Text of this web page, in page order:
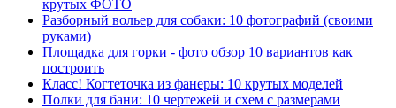
крутых ФОТО
Разборный вольер для собаки: 10 фотографий (своими
руками)
Площадка для горки - фото обзор 10 вариантов как
построить
Класс! Когтеточка из фанеры: 10 крутых моделей
Полки для бани: 10 чертежей и схем с размерами